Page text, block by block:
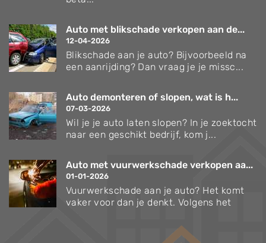
Auto met blikschade verkopen aan de...
12-04-2026
Blikschade aan je auto? Bijvoorbeeld na
een aanrijding? Dan vraag je je missc...
Auto demonteren of slopen, wat is h...
07-03-2026
Wil je je auto laten slopen? In je zoektocht
naar een geschikt bedrijf, kom j...
Auto met vuurwerkschade verkopen aa...
01-01-2026
Vuurwerkschade aan je auto? Het komt
vaker voor dan je denkt. Volgens het